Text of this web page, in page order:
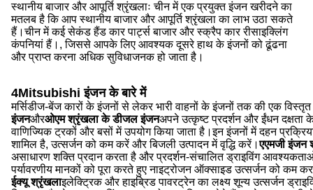
स्थानीय बाजार और आपूर्ति श्रृंखलाः चीन में एक प्रयुक्त इंजन खरीदने का
मतलब है कि आप स्थानीय बाजार और आपूर्ति श्रृंखला का लाभ उठा सकते
हैं।चीन में कई सेकंड हैंड कार पार्ट्स बाजार और स्क्रैप कार रीसाइक्लिंग
कंपनियां हैं।, जिससे आपके लिए आवश्यक दूसरे हाथ के इंजनों को ढूंढना
और प्राप्त करना अधिक सुविधाजनक हो जाता है।
4Mitsubishi इंजन के बारे में
मर्सिडीज-बेंज कारों के इंजनों से लेकर भारी वाहनों के इंजनों तक की एक
इंजनऔरओएम श्रृंखला के डीजल इंजनअपने उत्कृष्ट प्रदर्शन और ईंधन दक्षता
वाणिज्यिक ट्रकों और बसों में उपयोग किया जाता है।इन इंजनों में दहन
शामिल है, उत्सर्जन को कम करें और बिजली उत्पादन में वृद्धि करें।एएमजी इंजन
असाधारण शक्ति प्रदान करता है और प्रदर्शन-संचालित ड्राइविंग
पर्यावरणीय मानकों को पूरा करते हुए नाइट्रोजन ऑक्साइड उत्सर्जन को कम
ईक्यू श्रृंखलाइलेक्ट्रिक और हाइब्रिड पावरट्रेन का लक्ष्य शून्य उत्सर्जन